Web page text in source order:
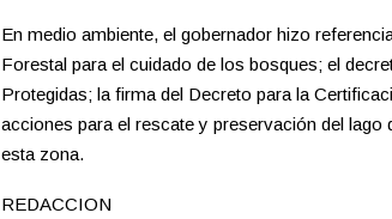
En medio ambiente, el gobernador hizo
Forestal para el cuidado de los bosques; el
Protegidas; la firma del Decreto para la
acciones para el rescate y preservación del
esta zona.
REDACCION